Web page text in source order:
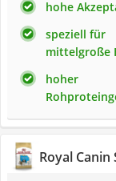
hohe
speziell für
mittelgroße
hoher
Royal Canin